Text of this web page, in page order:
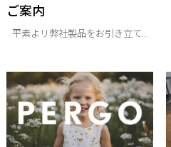
ご案内
平素よリ弊社製品をお引き立て...